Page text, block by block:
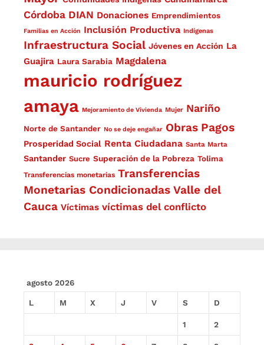
Córdoba DIAN Donaciones Emprendimientos
Familias en Acción Inclusión Productiva Indígenas
Infraestructura Social Jóvenes en Acción La
Guajira Laura Sarabia Magdalena
mauricio rodríguez
amaya Mejoramiento de Vivienda Mujer Nariño
Norte de Santander No se deje engañar Obras Pagos
Prosperidad Social Renta Ciudadana Santa Marta
Santander Sucre Superación de la Pobreza Tolima
Transferencias monetarias Transferencias
Monetarias Condicionadas Valle del
Cauca Víctimas víctimas del conflicto
agosto 2026
L M X J V S D
1 2